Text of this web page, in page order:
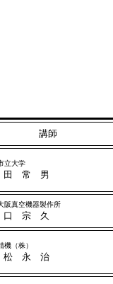
講師
立大学
常 男
阪真空機器製作所
宗 久
（株）
永 治